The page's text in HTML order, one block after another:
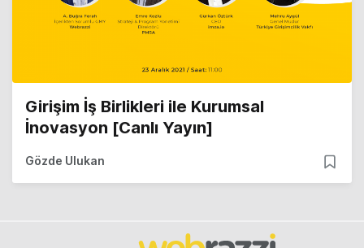
Girişim İş Birlikleri ile Kurumsal
İnovasyon [Canlı Yayın]
Gözde Ulukan